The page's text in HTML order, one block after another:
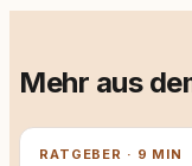
Mehr aus
RATGEBER · 9 MIN